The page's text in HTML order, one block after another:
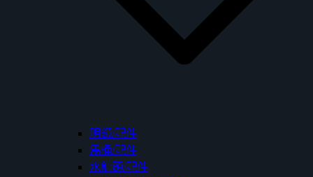
明鏡/配件
馬桶/配件
水龍頭/配件